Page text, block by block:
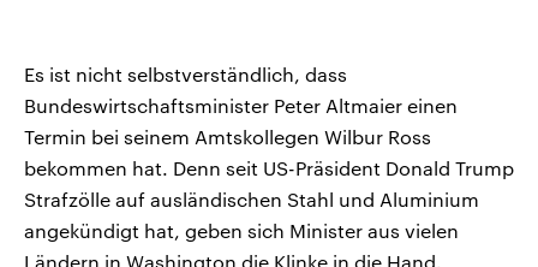
Es ist nicht selbstverständlich, dass
Bundeswirtschaftsminister Peter Altmaier einen
Termin bei seinem Amtskollegen Wilbur Ross
bekommen hat. Denn seit US-Präsident Donald Trump
Strafzölle auf ausländischen Stahl und Aluminium
angekündigt hat, geben sich Minister aus vielen
Ländern in Washington die Klinke in die Hand.